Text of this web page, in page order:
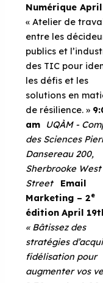
Numérique
« Atelier de
entre les
publics et
des TIC pour
les défis et les
solutions en
de résilience. »
am UQÀM -
des Sciences
Dansereau 200,
Sherbrooke West
Street
Email
Marketing – 2e
édition April
« Bâtissez des
stratégies
fidélisation pour
augmenter vos